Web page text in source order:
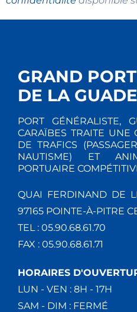
GRAND
DE LA
PORT GÉNÉRALISTE,
CARAÏBES TRAITE UNE
DE TRAFICS
NAUTISME) ET
PORTUAIRE
QUAI FERDINAND DE
97165 POINTE-À-PITRE
TEL : 05.90.68.61.70
FAX : 05.90.68.61.71
HORAIRES
LUN - VEN : 8H - 17H
SAM - DIM : FERMÉ